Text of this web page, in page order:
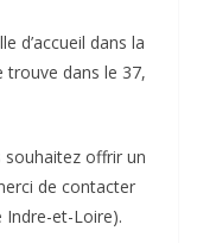
d’accueil dans la
trouve dans le 37,
souhaitez offrir un
de contacter
Indre-et-Loire).